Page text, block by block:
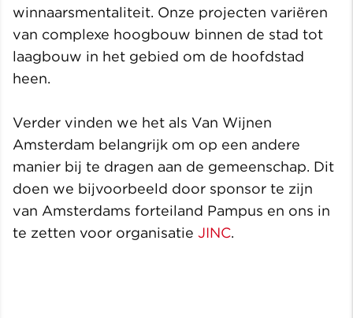
winnaarsmentaliteit. Onze projecten variëren
van complexe hoogbouw binnen de stad tot
laagbouw in het gebied om de hoofdstad
heen.
Verder vinden we het als Van Wijnen
Amsterdam belangrijk om op een andere
manier bij te dragen aan de gemeenschap. Dit
doen we bijvoorbeeld door sponsor te zijn
van Amsterdams forteiland Pampus en ons in
te zetten voor organisatie JINC.